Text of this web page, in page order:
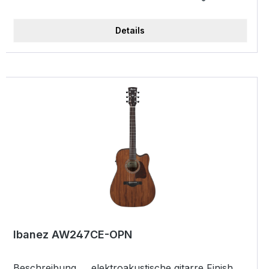
Bridge Ovangkol Bridge pins Ibanez
kompensierter Knochen Machine Head
Halsmaterial Nyatoh Hals-Korpus-Übergang
Dovetail Position Hals-Korpus-Übergang 14.
Bund Hals Finish Satin Polyurethan Mensur
(mm) 651 Hals Dicke(1. Bund, mm) 21 Hals
Dicke(7. Bund, mm) 22 Nut Breite(Zoll) 1.7
Nut Breite(mm) 43 Ende Breite(mm) 55
Griffbrett Ovangkol Griffbrett Radius (Zoll)
15.75 Griffbrett Radius (mm) 400 Inlay White
Massive Okume Boden Material Massive Okume
Details
Ibanez AW247CE-OPN